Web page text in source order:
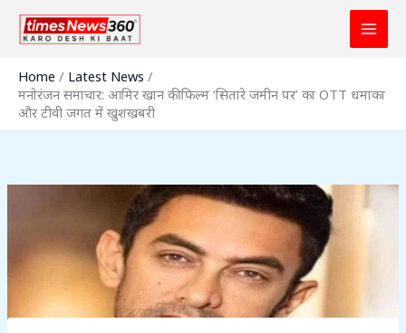
Skip
Home
Latest News
मनोरंजन समाचार: आमिर खान की फिल्म ‘सितारे जमीन पर’ का OTT धमाका
और टीवी जगत में खुशखबरी